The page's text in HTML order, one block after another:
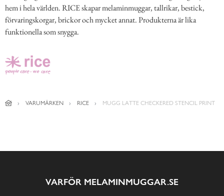
hem i hela världen. RICE skapar melaminmuggar, tallrikar, bestick,
förvaringskorgar, brickor och mycket annat. Produkterna är lika
funktionella som snygga.
VARUMÄRKEN RICE MUGG LATTE CHECKERED STENCIL PRINT
VARFÖR MELAMINMUGGAR.SE